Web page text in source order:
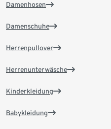
Damenhosen
Damenschuhe
Herrenpullover
Herrenunterwäsche
Kinderkleidung
Babykleidung